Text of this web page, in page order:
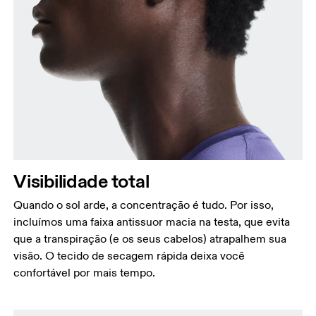
Visibilidade total
Quando o sol arde, a concentração é tudo. Por isso,
incluímos uma faixa antissuor macia na testa, que evita
que a transpiração (e os seus cabelos) atrapalhem sua
visão. O tecido de secagem rápida deixa você
confortável por mais tempo.